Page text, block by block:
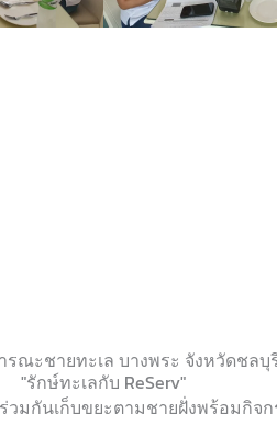
ณะชายทะเล บางพระ จังหวัดชลบุ
"รักษ์ทะเลกับ ReServ"
มกันเก็บขยะตามชายฝั่งพร้อมกิจ